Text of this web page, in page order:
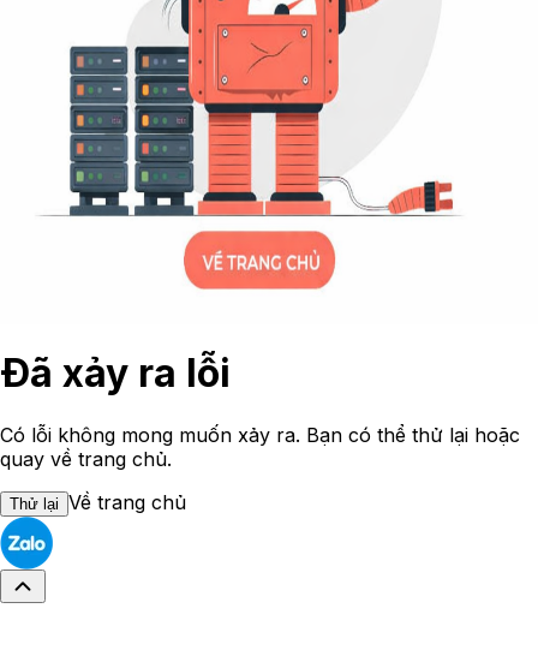
Đã xảy ra lỗi
Có lỗi không mong muốn xảy ra. Bạn có thể thử lại hoặc
quay về trang chủ.
Thử lại Về trang chủ